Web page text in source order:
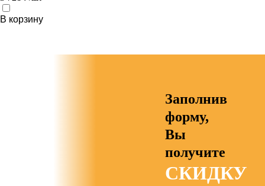
В корзину
Заполнив
форму,
Вы
получите
СКИДКУ